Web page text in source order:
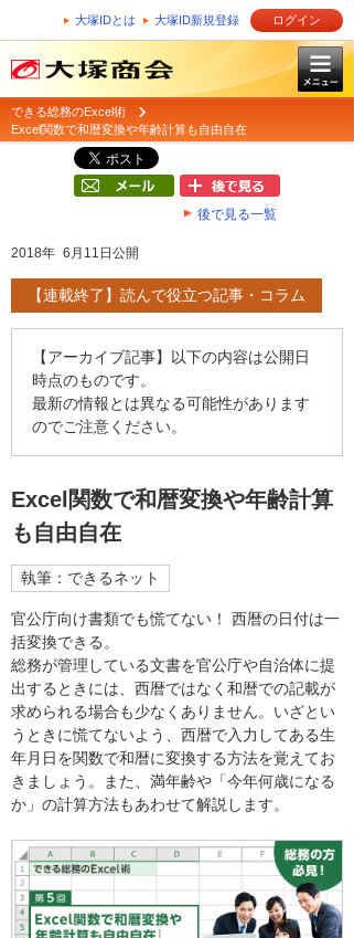
大塚IDとは 大塚ID新規登録 ログイン
できる総務のExcel術
Excel関数で和暦変換や年齢計算も自由自在
後で見る一覧
2018年 6月11日公開
【連載終了】読んで役立つ記事・コラム
【アーカイブ記事】以下の内容は公開日
時点のものです。
最新の情報とは異なる可能性があります
のでご注意ください。
Excel関数で和暦変換や年齢計算
も自由自在
執筆：できるネット
官公庁向け書類でも慌てない！ 西暦の日付は一
括変換できる。
総務が管理している文書を官公庁や自治体に提
出するときには、西暦ではなく和暦での記載が
求められる場合も少なくありません。いざとい
うときに慌てないよう、西暦で入力してある生
年月日を関数で和暦に変換する方法を覚えてお
きましょう。また、満年齢や「今年何歳になる
か」の計算方法もあわせて解説します。